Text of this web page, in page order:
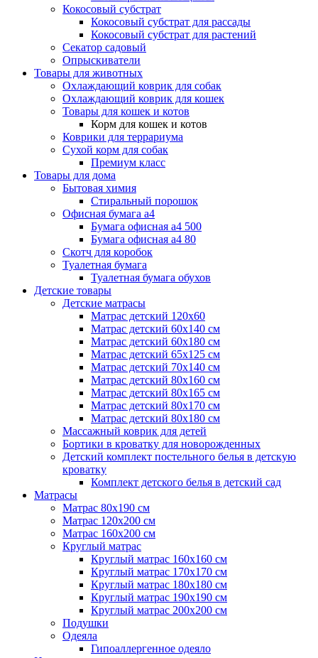
Кокосовый субстрат
Кокосовый субстрат для рассады
Кокосовый субстрат для растений
Секатор садовый
Опрыскиватели
Товары для животных
Охлаждающий коврик для собак
Охлаждающий коврик для кошек
Товары для кошек и котов
Корм для кошек и котов
Коврики для террариума
Сухой корм для собак
Премиум класс
Товары для дома
Бытовая химия
Стиральный порошок
Офисная бумага а4
Бумага офисная а4 500
Бумага офисная а4 80
Скотч для коробок
Туалетная бумага
Туалетная бумага обухов
Детские товары
Детские матрасы
Матрас детский 120х60
Матрас детский 60х140 см
Матрас детский 60х180 см
Матрас детский 65х125 см
Матрас детский 70х140 см
Матрас детский 80х160 см
Матрас детский 80х165 см
Матрас детский 80х170 см
Матрас детский 80х180 см
Массажный коврик для детей
Бортики в кроватку для новорожденных
Детский комплект постельного белья в детскую
кроватку
Комплект детского белья в детский сад
Матрасы
Матрас 80х190 см
Матраc 120х200 см
Матрас 160х200 см
Круглый матрас
Круглый матрас 160х160 см
Круглый матрас 170х170 см
Круглый матрас 180х180 см
Круглый матрас 190х190 см
Круглый матрас 200х200 см
Подушки
Одеяла
Гипоаллергенное одеяло